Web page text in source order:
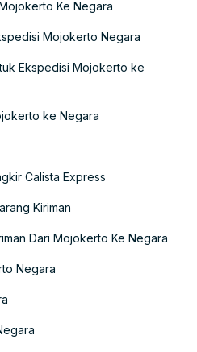
Ke Negara
Mojokerto Negara
Ekspedisi Mojokerto ke
ke Negara
Calista Express
Kiriman
Dari Mojokerto Ke Negara
Negara